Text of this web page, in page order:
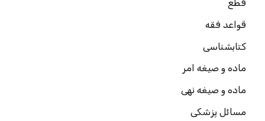
قطع
قواعد فقه
کتابشناسی
ماده و صیغه امر
ماده و صیغه نهی
مسائل پزشکی